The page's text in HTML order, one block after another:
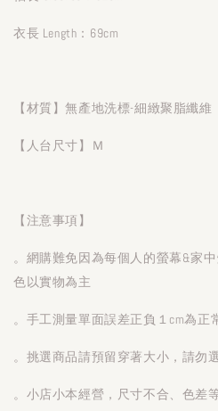
衣長 Length：69cm
【材質】無產地洗標-細緻聚脂纖維
【人台尺寸】Ｍ
【注意事項】
。網購難免因為每個人的螢幕&家
色以實物為主
。手工測量單面誤差正負１cm為正
。挑選商品請預留穿著大小，請勿
。小店小本經營，尺寸不合、色差